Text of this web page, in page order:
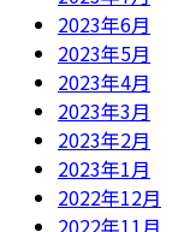
2023年6月
2023年5月
2023年4月
2023年3月
2023年2月
2023年1月
2022年12月
2022年11月